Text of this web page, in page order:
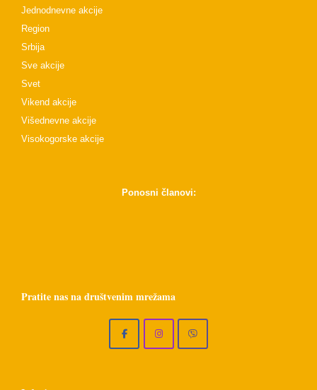
Jednodnevne akcije
Region
Srbija
Sve akcije
Svet
Vikend akcije
Višednevne akcije
Visokogorske akcije
Ponosni članovi:
Pratite nas na društvenim mrežama